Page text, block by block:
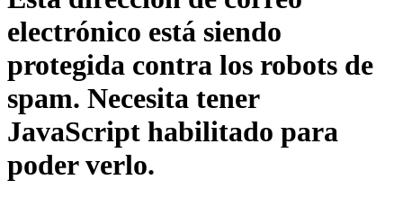
electrónico está siendo
protegida contra los robots de
spam. Necesita tener
JavaScript habilitado para
poder verlo.